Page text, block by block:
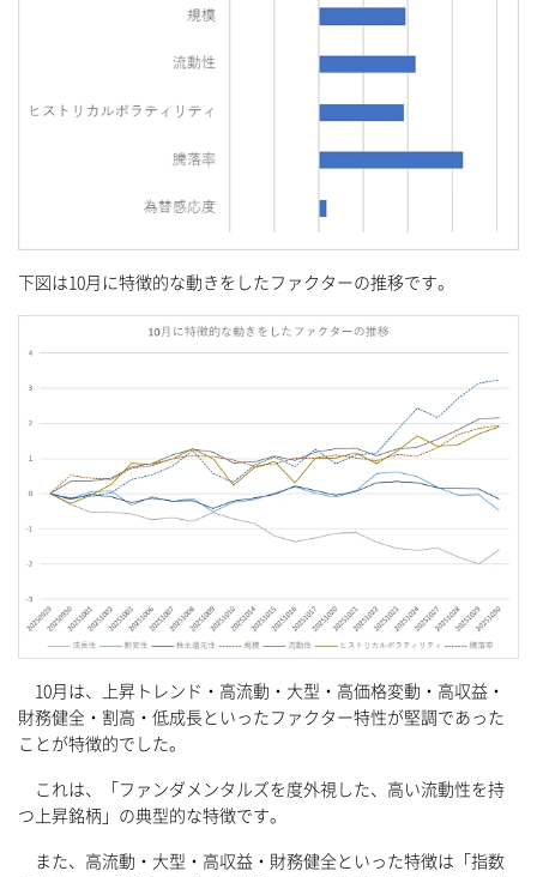
下図は10月に特徴的な動きをしたファクターの推移です。
10月は、上昇トレンド・高流動・大型・高価格変動・高収益・
財務健全・割高・低成長といったファクター特性が堅調であった
ことが特徴的でした。
これは、「ファンダメンタルズを度外視した、高い流動性を持
つ上昇銘柄」の典型的な特徴です。
また、高流動・大型・高収益・財務健全といった特徴は「指数